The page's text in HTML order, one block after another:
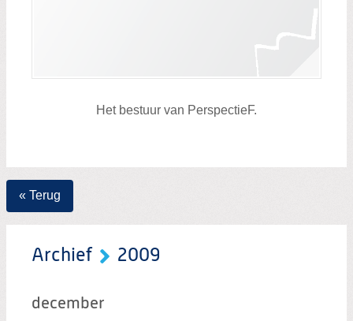
Het bestuur van PerspectieF.
« Terug
Archief 2009
december